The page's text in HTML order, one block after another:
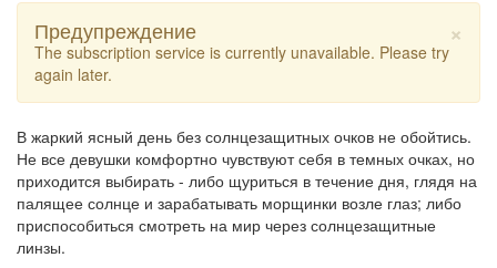
×
Предупреждение
The subscription service is currently unavailable. Please try
again later.
В жаркий ясный день без солнцезащитных очков не обойтись.
Не все девушки комфортно чувствуют себя в темных очках, но
приходится выбирать - либо щуриться в течение дня, глядя на
палящее солнце и зарабатывать морщинки возле глаз; либо
приспособиться смотреть на мир через солнцезащитные
линзы.